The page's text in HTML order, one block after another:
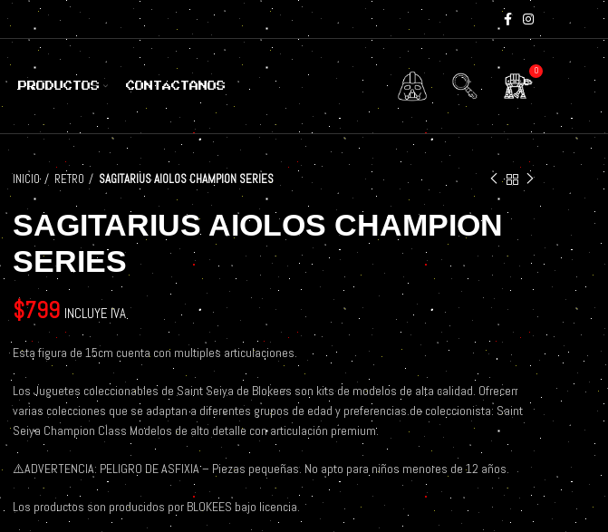
PRODUCTOS CONTÁCTANOS
0
INICIO RETRO SAGITARIUS AIOLOS CHAMPION SERIES
SAGITARIUS AIOLOS CHAMPION
SERIES
$799 INCLUYE IVA
Esta figura de 15cm cuenta con multiples articulaciones.
Los Juguetes coleccionables de Saint Seiya de Blokees son kits de modelos de alta calidad. Ofrecen
varias colecciones que se adaptan a diferentes grupos de edad y preferencias de coleccionista: Saint
Seiya Champion Class Modelos de alto detalle con articulación premium.
⚠️ADVERTENCIA: PELIGRO DE ASFIXIA – Piezas pequeñas. No apto para niños menores de 12 años.
Los productos son producidos por BLOKEES bajo licencia.